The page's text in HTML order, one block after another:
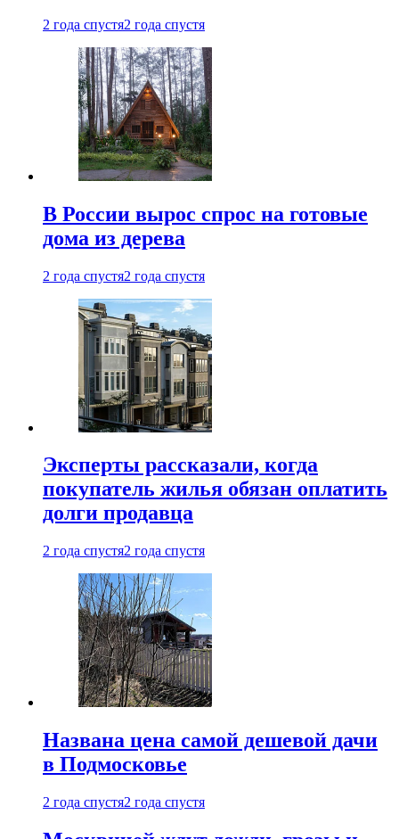
2 года спустя2 года спустя
В России вырос спрос на готовые
дома из дерева
2 года спустя2 года спустя
Эксперты рассказали, когда
покупатель жилья обязан оплатить
долги продавца
2 года спустя2 года спустя
Названа цена самой дешевой дачи
в Подмосковье
2 года спустя2 года спустя